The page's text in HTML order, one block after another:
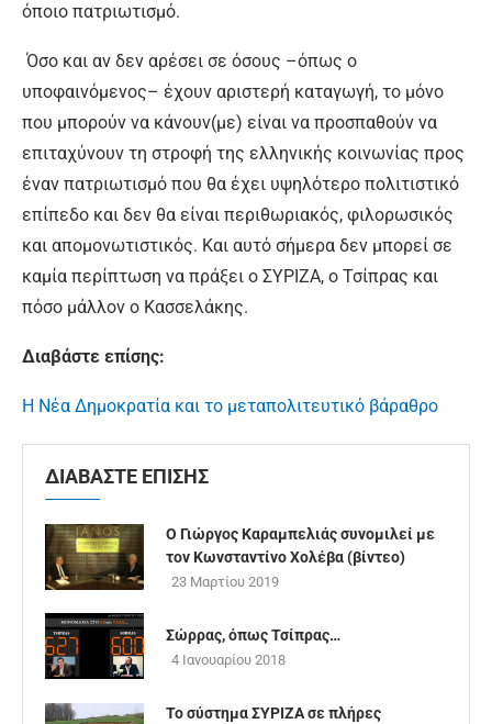
όποιο πατριωτισμό.
Όσο και αν δεν αρέσει σε όσους –όπως ο
υποφαινόμενος– έχουν αριστερή καταγωγή, το μόνο
που μπορούν να κάνουν(με) είναι να προσπαθούν να
επιταχύνουν τη στροφή της ελληνικής κοινωνίας προς
έναν πατριωτισμό που θα έχει υψηλότερο πολιτιστικό
επίπεδο και δεν θα είναι περιθωριακός, φιλορωσικός
και απομονωτιστικός. Και αυτό σήμερα δεν μπορεί σε
καμία περίπτωση να πράξει ο ΣΥΡΙΖΑ, ο Τσίπρας και
πόσο μάλλον ο Κασσελάκης.
Διαβάστε επίσης:
Η Νέα Δημοκρατία και το μεταπολιτευτικό βάραθρο
ΔΙΑΒΑΣΤΕ ΕΠΙΣΗΣ
Ο Γιώργος Καραμπελιάς συνομιλεί με
τον Κωνσταντίνο Χολέβα (βίντεο)
23 Μαρτίου 2019
Σώρρας, όπως Τσίπρας…
4 Ιανουαρίου 2018
Το σύστημα ΣΥΡΙΖΑ σε πλήρες